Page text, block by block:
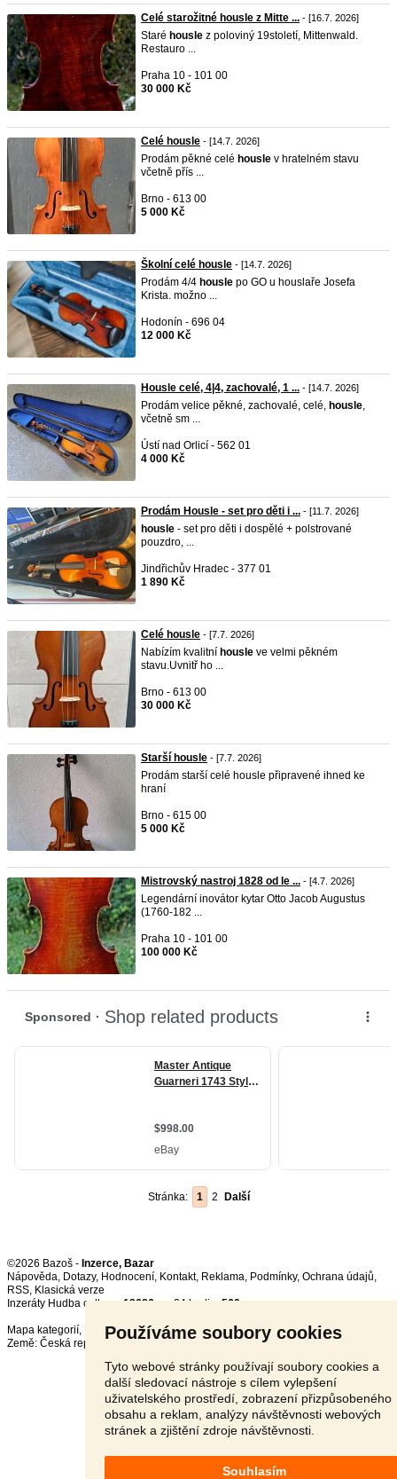
Používáme soubory cookies
Tyto webové stránky používají soubory cookies a
další sledovací nástroje s cílem vylepšení
uživatelského prostředí, zobrazení přizpůsobeného
obsahu a reklam, analýzy návštěvnosti webových
stránek a zjištění zdroje návštěvnosti.
Souhlasím
Celé starožitné housle z Mitte ... - [16.7. 2026]
Staré housle z poloviný 19století, Mittenwald.
Restauro ...
Praha 10 - 101 00
30 000 Kč
Celé housle - [14.7. 2026]
Prodám pěkné celé housle v hratelném stavu
včetně přís ...
Brno - 613 00
5 000 Kč
Školní celé housle - [14.7. 2026]
Prodám 4/4 housle po GO u houslaře Josefa
Krista. možno ...
Hodonín - 696 04
12 000 Kč
Housle celé, 4|4, zachovalé, 1 ... - [14.7. 2026]
Prodám velice pěkné, zachovalé, celé, housle,
včetně sm ...
Ústí nad Orlicí - 562 01
4 000 Kč
Prodám Housle - set pro děti i ... - [11.7. 2026]
housle - set pro děti i dospělé + polstrované
pouzdro, ...
Jindřichův Hradec - 377 01
1 890 Kč
Celé housle - [7.7. 2026]
Nabízím kvalitní housle ve velmi pěkném
stavu.Uvnitř ho ...
Brno - 613 00
30 000 Kč
Starší housle - [7.7. 2026]
Prodám starší celé housle připravené ihned ke
hraní
Brno - 615 00
5 000 Kč
Mistrovský nastroj 1828 od le ... - [4.7. 2026]
Legendární inovátor kytar Otto Jacob Augustus
(1760-182 ...
Praha 10 - 101 00
100 000 Kč
Stránka: 1 2 Další
©2026 Bazoš - Inzerce, Bazar
Nápověda, Dotazy, Hodnocení, Kontakt, Reklama, Podmínky, Ochrana údajů,
RSS,
Inzeráty Hudba celkem:18686, za 24 hodin:560
Mapa kategorií,
Nejvyhledávanější výrazy
Země: Česká republika Rakousko